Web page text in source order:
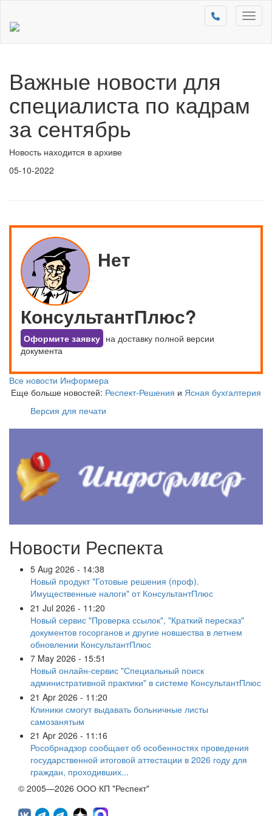
Важные новости для
специалиста по кадрам
за сентябрь
Новость находится в архиве
05-10-2022
Нет
КонсультантПлюс?
Оформите заявку на доставку полной версии
документа
Все новости Информера
Еще больше новостей: Респект-Решения и Ясная бухгалтерия
Версия для печати
Новости Респекта
5 Aug 2026 - 14:38
Новый продукт "Готовые решения (проф).
Имущественные налоги" от КонсультантПлюс
21 Jul 2026 - 11:20
Новый сервис "Проверка ссылок", "Краткий пересказ"
документов госорганов и другие новшества в летнем
обновлении КонсультантПлюс
7 May 2026 - 15:51
Новый онлайн-сервис "Специальный поиск
административной практики" в системе КонсультантПлюс
21 Apr 2026 - 11:20
Клиники смогут выдавать больничные листы
самозанятым
21 Apr 2026 - 11:16
Рособрнадзор сообщает об особенностях проведения
государственной итоговой аттестации в 2026 году для
граждан, проходивших...
© 2005—2026 ООО КП "Респект"